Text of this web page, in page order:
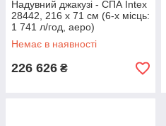
Надувний джакузі - СПА Intex
28442, 216 х 71 см (6-х місць:
1 741 л/год, аеро)
Немає в наявності
226 626 ₴